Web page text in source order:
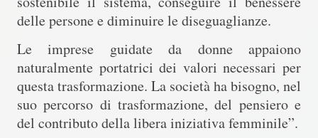
delle persone e diminuire le diseguaglianze.
Le imprese guidate da donne appaiono
naturalmente portatrici dei valori necessari per
questa trasformazione. La società ha bisogno, nel
suo percorso di trasformazione, del pensiero e
del contributo della libera iniziativa femminile”.